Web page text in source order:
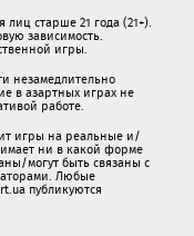
старше 21 года (21+).
зависимость.
игры.
незамедлительно
в азартных играх не
работе.
игры на реальные и/
ни в какой форме
могут быть связаны c
Любые
публикуютcя